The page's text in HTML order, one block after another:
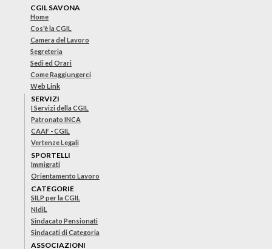
CGIL SAVONA
Home
Cos'è la CGIL
Camera del Lavoro
Segreteria
Sedi ed Orari
Come Raggiungerci
Web Link
SERVIZI
I Servizi della CGIL
Patronato INCA
CAAF - CGIL
Vertenze Legali
SPORTELLI
Immigrati
Orientamento Lavoro
CATEGORIE
SILP per la CGIL
NIdiL
Sindacato Pensionati
Sindacati di Categoria
ASSOCIAZIONI